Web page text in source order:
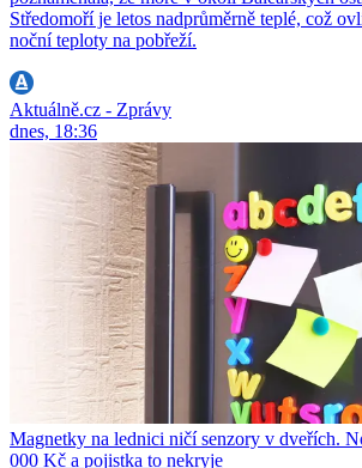
Středomoří je letos nadprůměrně teplé, což
noční teploty na pobřeží.
Aktuálně.cz - Zprávy
dnes, 18:36
Magnetky na lednici ničí senzory v dveřích.
000 Kč a pojistka to nekryje